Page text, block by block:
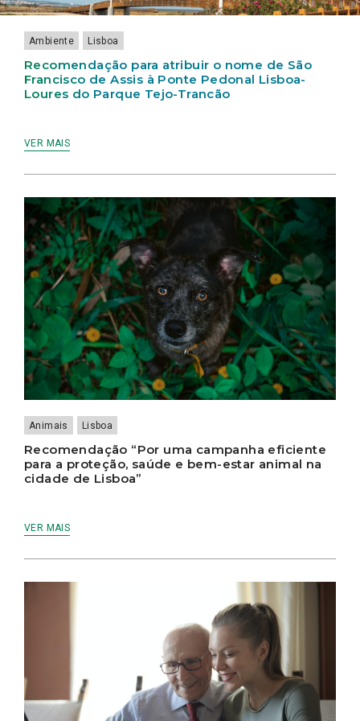
Ambiente Lisboa
Recomendação para atribuir o nome de São
Francisco de Assis à Ponte Pedonal Lisboa-
Loures do Parque Tejo-Trancão
VER MAIS
PEDONAL
LOURES
DO
PARQUE
TEJO-
TRANCÃO
Animais Lisboa
Recomendação “Por uma campanha eficiente
para a proteção, saúde e bem-estar animal na
cidade de Lisboa”
VER MAIS
ANIMAL
CIDADE
DE
LISBOA”
LISBOA
HÍDRICA
MOBILIDADE
NA
CIDADE
DE
LISBOA
APROVADA